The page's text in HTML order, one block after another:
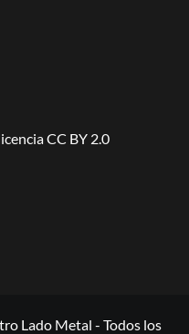
CC BY 2.0
Lado Metal - Todos los